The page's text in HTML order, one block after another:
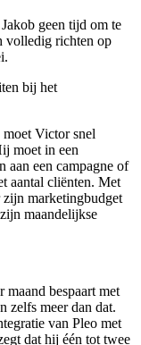
geen tijd om te
volledig richten op
bij het
Victor snel
moet in een
aan een campagne of
aantal cliënten. Met
marketingbudget
maandelijkse
maand bespaart met
zelfs meer dan dat.
van Pleo met
dat hij één tot twee